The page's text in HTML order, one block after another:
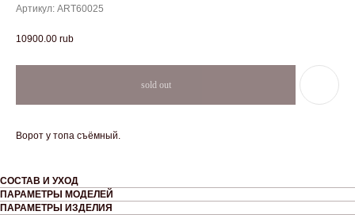
Артикул: ART60025
10900.00 rub
Ворот у топа съёмный.
СОСТАВ И УХОД
ПАРАМЕТРЫ МОДЕЛЕЙ
ПАРАМЕТРЫ ИЗДЕЛИЯ